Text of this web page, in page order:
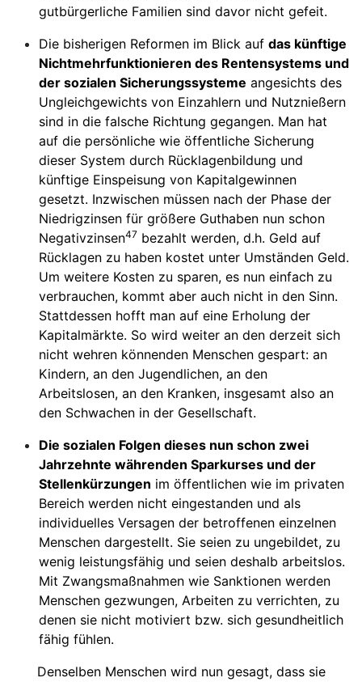
gutbürgerliche Familien sind davor nicht gefeit.
Die bisherigen Reformen im Blick auf das künftige
Nichtmehrfunktionieren des Rentensystems und
der sozialen Sicherungssysteme angesichts des
Ungleichgewichts von Einzahlern und Nutznießern
sind in die falsche Richtung gegangen. Man hat
auf die persönliche wie öffentliche Sicherung
dieser System durch Rücklagenbildung und
künftige Einspeisung von Kapitalgewinnen
gesetzt. Inzwischen müssen nach der Phase der
Niedrigzinsen für größere Guthaben nun schon
Negativzinsen47 bezahlt werden, d.h. Geld auf
Rücklagen zu haben kostet unter Umständen Geld.
Um weitere Kosten zu sparen, es nun einfach zu
verbrauchen, kommt aber auch nicht in den Sinn.
Stattdessen hofft man auf eine Erholung der
Kapitalmärkte. So wird weiter an den derzeit sich
nicht wehren könnenden Menschen gespart: an
Kindern, an den Jugendlichen, an den
Arbeitslosen, an den Kranken, insgesamt also an
den Schwachen in der Gesellschaft.
Die sozialen Folgen dieses nun schon zwei
Jahrzehnte währenden Sparkurses und der
Stellenkürzungen im öffentlichen wie im privaten
Bereich werden nicht eingestanden und als
individuelles Versagen der betroffenen einzelnen
Menschen dargestellt. Sie seien zu ungebildet, zu
wenig leistungsfähig und seien deshalb arbeitslos.
Mit Zwangsmaßnahmen wie Sanktionen werden
Menschen gezwungen, Arbeiten zu verrichten, zu
denen sie nicht motiviert bzw. sich gesundheitlich
fähig fühlen.
Denselben Menschen wird nun gesagt, dass sie